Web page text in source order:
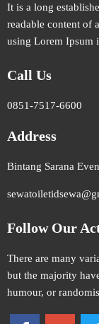
It is a long
readable content of
using Lorem Ipsum
Call Us
0851-7517-6600
Address
Bintang Sarana
Follow Our
There are many
but the majority
humour, or